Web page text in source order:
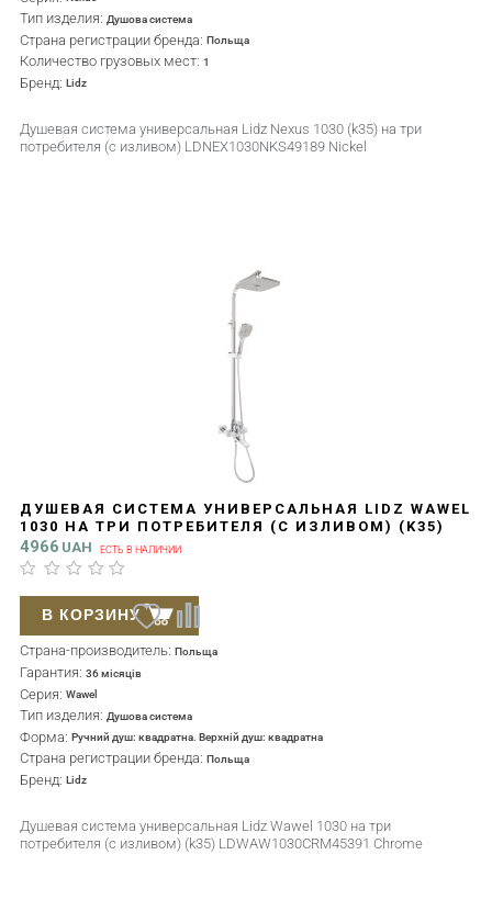
Тип изделия: Душова система
Страна регистрации бренда: Польща
Количество грузовых мест: 1
Бренд: Lidz
Душевая система универсальная Lidz Nexus 1030 (k35) на три
потребителя (с изливом) LDNEX1030NKS49189 Nickel
ДУШЕВАЯ СИСТЕМА УНИВЕРСАЛЬНАЯ LIDZ WAWEL
1030 НА ТРИ ПОТРЕБИТЕЛЯ (С ИЗЛИВОМ) (K35)
LDWAW1030CRM45391 CHROME
4966 UAH ЕСТЬ В НАЛИЧИИ
Страна-производитель: Польща
Гарантия: 36 місяців
Серия: Wawel
Тип изделия: Душова система
Форма: Ручний душ: квадратна. Верхній душ: квадратна
Страна регистрации бренда: Польща
Бренд: Lidz
Душевая система универсальная Lidz Wawel 1030 на три
потребителя (с изливом) (k35) LDWAW1030CRM45391 Chrome
В КОРЗИНУ